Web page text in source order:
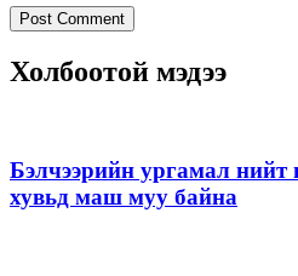
Холбоотой мэдээ
Бэлчээрийн ургамал нийт
хувьд маш муу байна